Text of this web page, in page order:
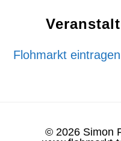
Flohmarkt eintragen
© 2026 Simon